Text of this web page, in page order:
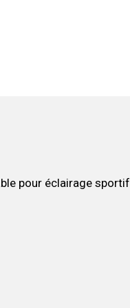
pour éclairage sportif